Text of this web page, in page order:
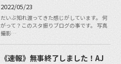
2022/05/23
だいぶ知れ渡ってきた感じがしています。 何
がって？このスタ振りブログの事です。 写真
撮影…
《速報》無事終了しました！AJ